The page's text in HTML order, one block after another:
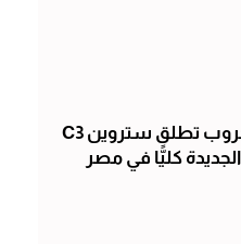
قصراوي جروب تطلق ستروين C3